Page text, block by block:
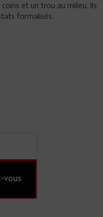
et un trou au milieu. Ils
formalisés.